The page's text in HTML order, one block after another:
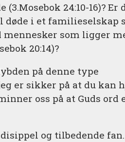
(3.Mosebok 24:10-16)?
døde i et familieselskap
mennesker som ligger
20:14)?
på denne type
er sikker på at du kan
oss på at Guds ord
og tilbedende fan.